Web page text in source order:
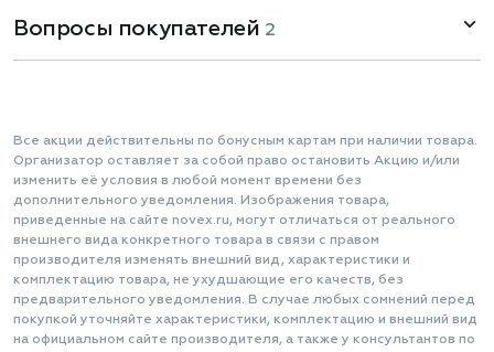
Вопросы покупателей 2
Все акции действительны по бонусным картам при наличии товара.
Организатор оставляет за собой право остановить Акцию и/или
изменить её условия в любой момент времени без
дополнительного уведомления. Изображения товара,
приведенные на сайте novex.ru, могут отличаться от реального
внешнего вида конкретного товара в связи с правом
производителя изменять внешний вид, характеристики и
комплектацию товара, не ухудшающие его качеств, без
предварительного уведомления. В случае любых сомнений перед
покупкой уточняйте характеристики, комплектацию и внешний вид
на официальном сайте производителя, а также у консультантов по